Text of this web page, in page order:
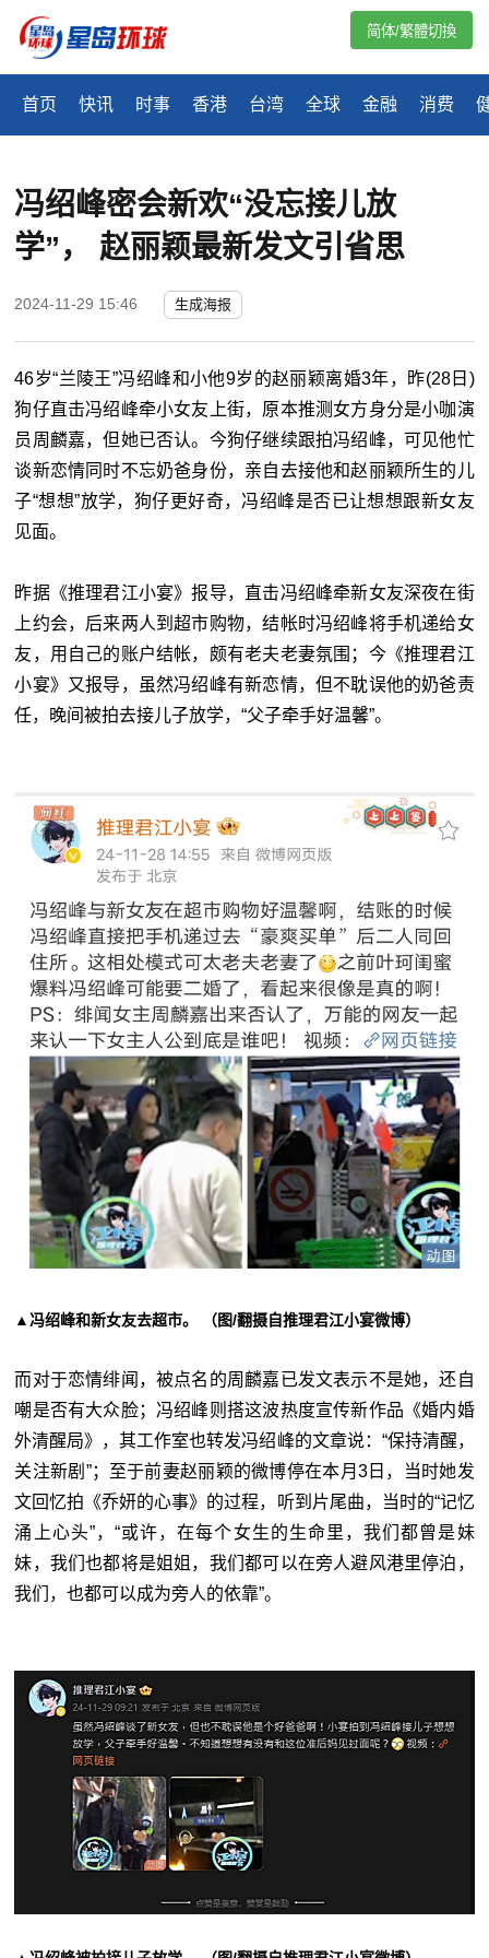
首页 快讯 时事 香港 台湾 全球 金融 消费
简体/繁體切換
冯绍峰密会新欢“没忘接儿放
学”， 赵丽颖最新发文引省思
2024-11-29 15:46 生成海报
46岁“兰陵王”冯绍峰和小他9岁的赵丽颖离婚3年，昨(28日)
狗仔直击冯绍峰牵小女友上街，原本推测女方身分是小咖演
员周麟嘉，但她已否认。今狗仔继续跟拍冯绍峰，可见他忙
谈新恋情同时不忘奶爸身份，亲自去接他和赵丽颖所生的儿
子“想想”放学，狗仔更好奇，冯绍峰是否已让想想跟新女友
见面。
昨据《推理君江小宴》报导，直击冯绍峰牵新女友深夜在街
上约会，后来两人到超市购物，结帐时冯绍峰将手机递给女
友，用自己的账户结帐，颇有老夫老妻氛围；今《推理君江
小宴》又报导，虽然冯绍峰有新恋情，但不耽误他的奶爸责
任，晚间被拍去接儿子放学，“父子牵手好温馨”。
▲冯绍峰和新女友去超市。 （图/翻摄自推理君江小宴微博）
而对于恋情绯闻，被点名的周麟嘉已发文表示不是她，还自
嘲是否有大众脸；冯绍峰则搭这波热度宣传新作品《婚内婚
外清醒局》，其工作室也转发冯绍峰的文章说：“保持清醒，
关注新剧”；至于前妻赵丽颖的微博停在本月3日，当时她发
文回忆拍《乔妍的心事》的过程，听到片尾曲，当时的“记忆
涌上心头”，“或许，在每个女生的生命里，我们都曾是妹
妹，我们也都将是姐姐，我们都可以在旁人避风港里停泊，
我们，也都可以成为旁人的依靠”。